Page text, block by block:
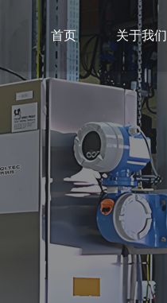
首页 关于我们